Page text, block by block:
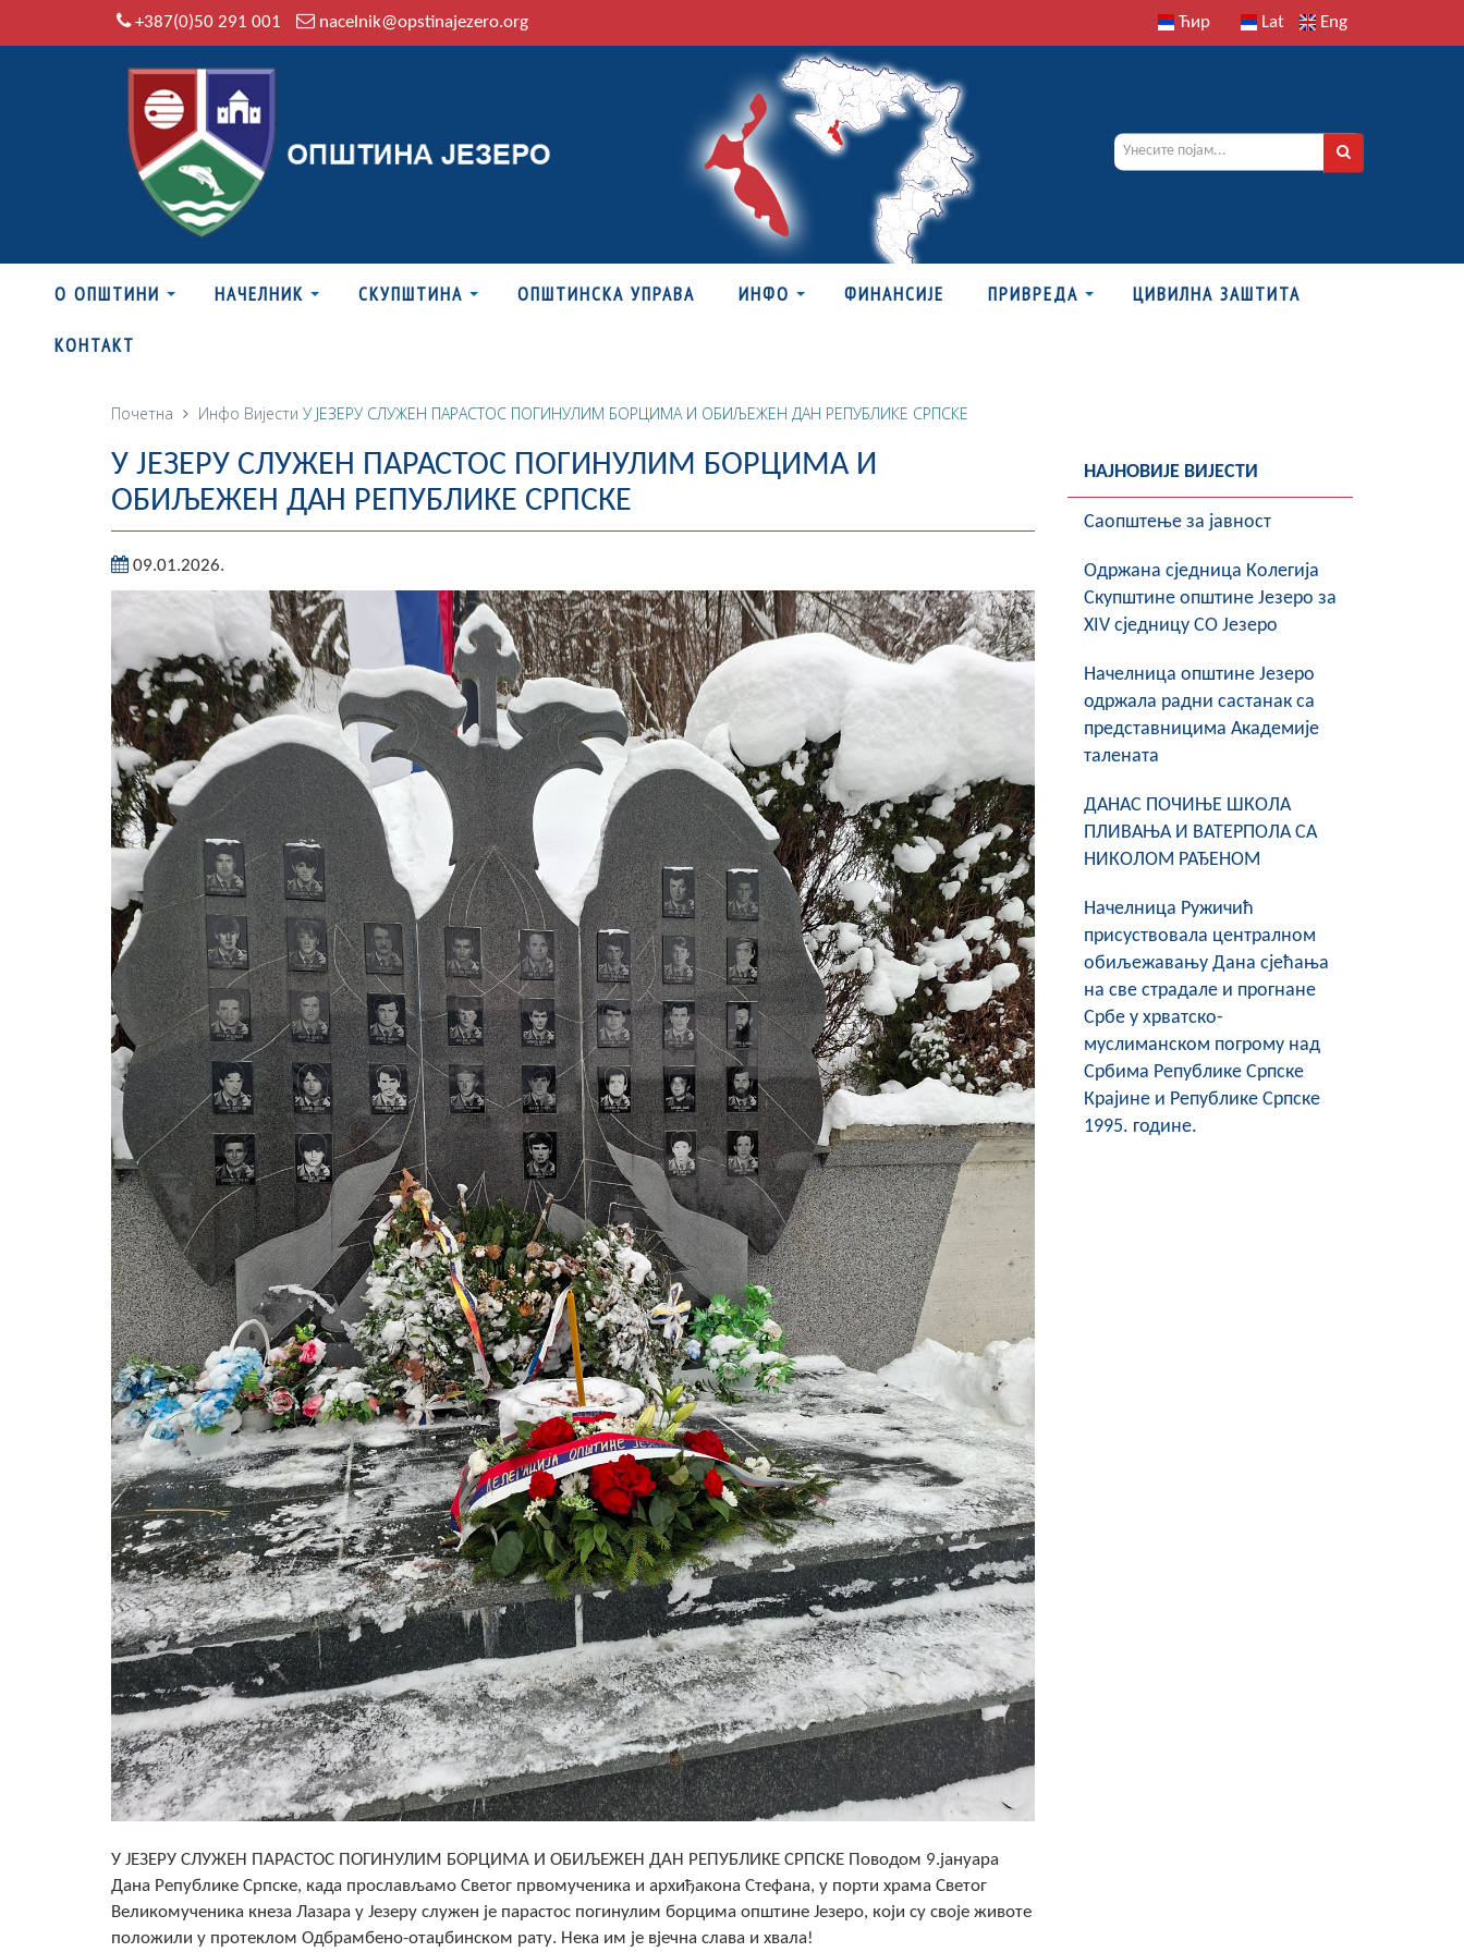
+387(0)50 291 001 nacelnik@opstinajezero.org Ћир Lat Eng
О ОПШТИНИ НАЧЕЛНИК СКУПШТИНА ОПШТИНСКА УПРАВА ИНФО ФИНАНСИЈЕ ПРИВРЕДА ЦИВИЛНА ЗАШТИТА
КОНТАКТ
Почетна Инфо Вијести У ЈЕЗЕРУ СЛУЖЕН ПАРАСТОС ПОГИНУЛИМ БОРЦИМА И ОБИЉЕЖЕН ДАН РЕПУБЛИКЕ СРПСКЕ
У ЈЕЗЕРУ СЛУЖЕН ПАРАСТОС ПОГИНУЛИМ БОРЦИМА И
ОБИЉЕЖЕН ДАН РЕПУБЛИКЕ СРПСКЕ
09.01.2026.
У ЈЕЗЕРУ СЛУЖЕН ПАРАСТОС ПОГИНУЛИМ БОРЦИМА И ОБИЉЕЖЕН ДАН РЕПУБЛИКЕ СРПСКЕ Поводом 9.јануара
Дана Републике Српске, када прослављамо Светог првомученика и архиђакона Стефана, у порти храма Светог
Великомученика кнеза Лазара у Језеру служен је парастос погинулим борцима општине Језеро, који су своје животе
положили у протеклом Одбрамбено-отаџбинском рату. Нека им је вјечна слава и хвала!
НАЈНОВИЈЕ ВИЈЕСТИ
Саопштење за јавност
Oдржана сједница Колегија
Скупштине општине Језеро за
XIV сједницу СО Језеро
Начелница општине Језеро
одржала радни састанак са
представницима Академије
талената
ДАНАС ПОЧИЊЕ ШКОЛА
ПЛИВАЊА И ВАТЕРПОЛА СА
НИКОЛОМ РАЂЕНОМ
Начелница Ружичић
присуствовала централном
обиљежавању Дана сјећања
на све страдале и прогнане
Србе у хрватско-
муслиманском погрому над
Србима Републике Српске
Крајине и Републике Српске
1995. године.